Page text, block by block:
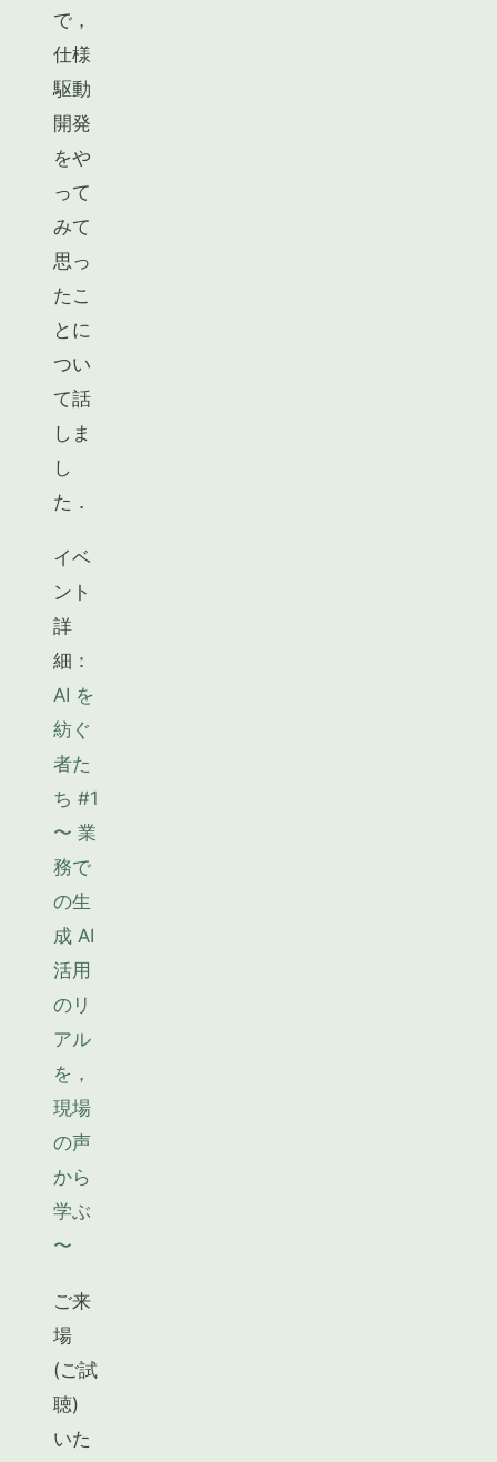
で，
仕様
駆動
開発
をや
って
みて
思っ
たこ
とに
つい
て話
しま
し
た．
イベ
ント
詳
細：
AI を
紡ぐ
者た
ち #1
〜 業
務で
の生
成 AI
活用
のリ
アル
を，
現場
の声
から
学ぶ
〜
ご来
場
(ご試
聴)
いた